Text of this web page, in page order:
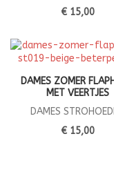
€ 15,00
DAMES ZOMER
MET VEERTJES
DAMES
€ 15,00